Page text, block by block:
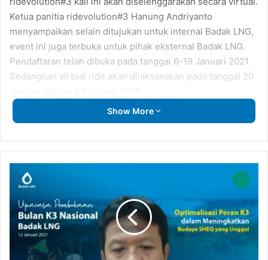
Ketua panitia ridevolution#3 Hanung Andriyanto
menyampaikan selain ditujukan untuk internal Badak LNG,
event ini juga terbuka untuk pihak eksternal Badak LNG.
Pendaftaran telah dibuka pada tanggal 6-19 Januari 2021.
Sedangkan virtual ride akan dilaksanakan pada tanggal 20
Show More
LNG
Upacara
Pembukaan
Peringatan